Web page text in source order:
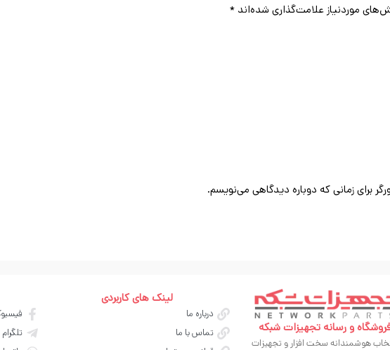
موردنیاز علامت‌گذاری شده‌اند *
برای زمانی که دوباره دیدگاهی می‌نویسم.
و رسانه تجهیزات شبکه
هوشمندانه سخت افزار و تجهیزات
لینک های کاربردی
درباره ما
تماس با ما
تلگرام